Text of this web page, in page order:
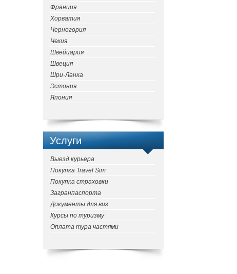
Франция
Хорватия
Черногория
Чехия
Швейцария
Швеция
Шри-Ланка
Эстония
Япония
Услуги
Выезд курьера
Покупка Travel Sim
Покупка страховки
Загранпаспорта
Документы для виз
Курсы по туризму
Оплата тура частями